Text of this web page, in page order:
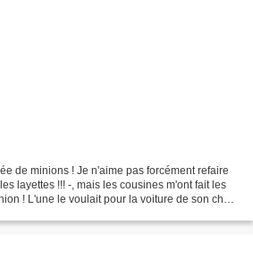
de minions ! Je n'aime pas forcément refaire
layettes !!! -, mais les cousines m'ont fait les
! L'une le voulait pour la voiture de son chéri.